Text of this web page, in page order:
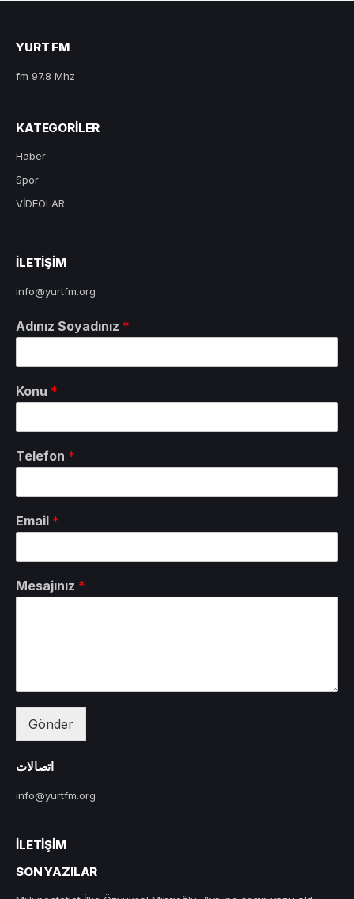
YURT FM
fm 97.8 Mhz
KATEGORILER
Haber
Spor
VİDEOLAR
ILETIŞIM
info@yurtfm.org
Adınız Soyadınız *
Konu *
Telefon *
Email *
Mesajınız *
Gönder
اتصالات
info@yurtfm.org
İLETIŞIM
SON YAZILAR